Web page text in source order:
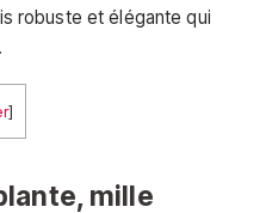
robuste et élégante qui
]
mille